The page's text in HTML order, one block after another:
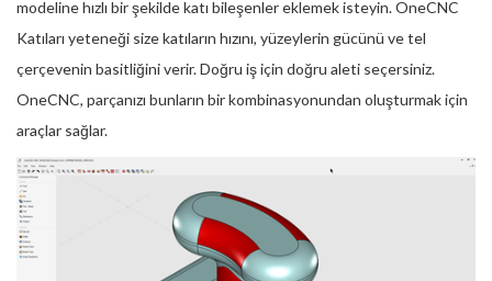
modeline hızlı bir şekilde katı bileşenler eklemek isteyin. OneCNC
Katıları yeteneği size katıların hızını, yüzeylerin gücünü ve tel
çerçevenin basitliğini verir. Doğru iş için doğru aleti seçersiniz.
OneCNC, parçanızı bunların bir kombinasyonundan oluşturmak için
araçlar sağlar.